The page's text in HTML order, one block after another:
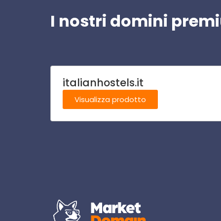
I nostri domini
italianhostels.it
Visualizza prodotto